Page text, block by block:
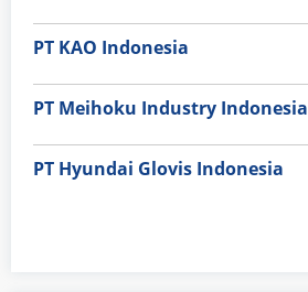
PT KAO Indonesia
PT Meihoku Industry Indonesia
PT Hyundai Glovis Indonesia